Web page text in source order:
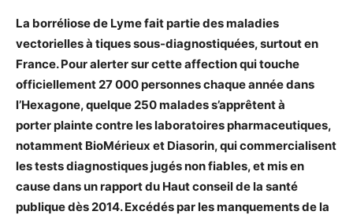
La borréliose de Lyme fait partie des maladies
vectorielles à tiques sous-diagnostiquées, surtout en
France. Pour alerter sur cette affection qui touche
officiellement 27 000 personnes chaque année dans
l’Hexagone, quelque 250malades s’apprêtent à
porter plainte contre les laboratoires pharmaceutiques,
notamment BioMérieux et Diasorin, qui commercialisent
les tests diagnostiques jugés non fiables, et mis en
cause dans un rapport du Haut conseil de la santé
publiquedès 2014. Excédés par les manquements de la